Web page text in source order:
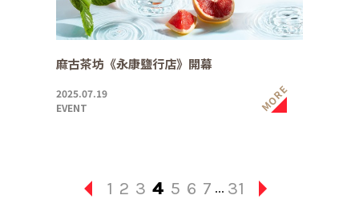
麻古茶坊《永康鹽行店》開幕
2025.07.19
EVENT
MORE
1 2 3 4 5 6 7 ... 31